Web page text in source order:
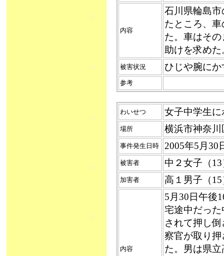
内容
石川県輪島
たところ、
た。車はそ
助けを求めた
被害状況 ひじや腕にか
参考
わいせつ 女子中学生に
場所 横浜市神奈
事件発生日時 2005年5月
被害者 中２女子（13
加害者 高１男子（
内容
5月30日午後
宅途中だっ
されて押し
察官が取り
た。男は県